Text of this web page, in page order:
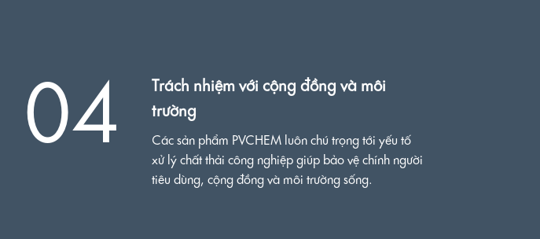
04
Trách nhiệm với cộng đồng và môi
trường
Các sản phẩm PVCHEM luôn chú trọng tới yếu tố
xử lý chất thải công nghiệp giúp bảo vệ chính người
tiêu dùng, cộng đồng và môi trường sống.